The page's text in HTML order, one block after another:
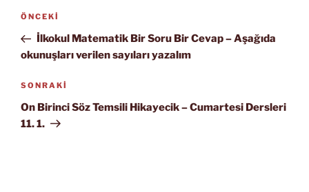
Yazı
gezinmesi
Önceki
Yazı
ÖNCEKI
İlkokul Matematik Bir Soru Bir Cevap – Aşağıda
okunuşları verilen sayıları yazalım
Sonraki
Yazı
SONRAKI
On Birinci Söz Temsili Hikayecik – Cumartesi Dersleri
11. 1.